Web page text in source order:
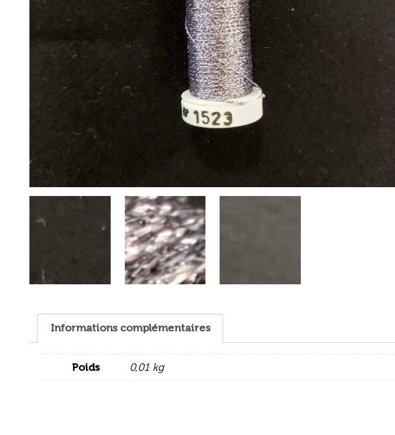
Informations complémentaires
Poids 0,01 kg